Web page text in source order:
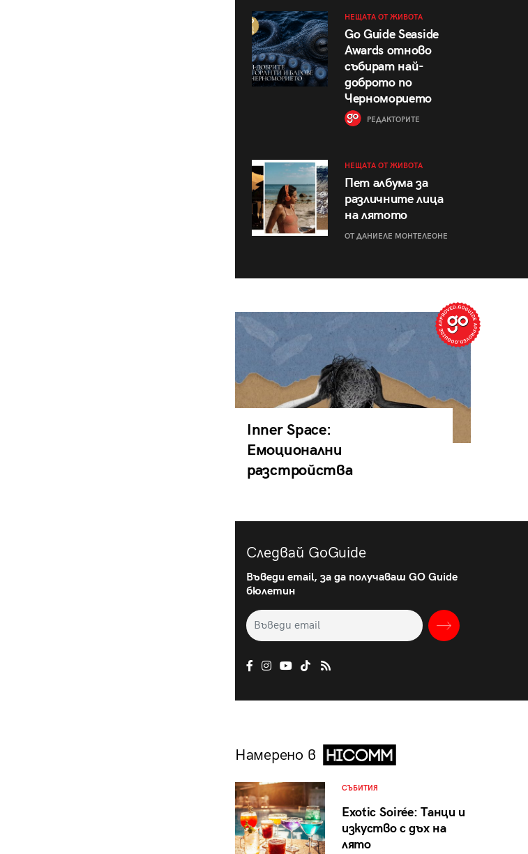
НЕЩАТА ОТ ЖИВОТА
Go Guide Seaside
Awards отново
събират най-
доброто по
Черноморието
РЕДАКТОРИТЕ
НЕЩАТА ОТ ЖИВОТА
Пет албума за
различните лица
на лятото
ОТ ДАНИЕЛЕ МОНТЕЛЕОНЕ
Inner Space:
Емоционални
разстройства
Следвай GoGuide
Въведи email, за да получаваш GO Guide
бюлетин
Намерено в
СЪБИТИЯ
Exotic Soirée: Танци и
изкуство с дъх на
лято